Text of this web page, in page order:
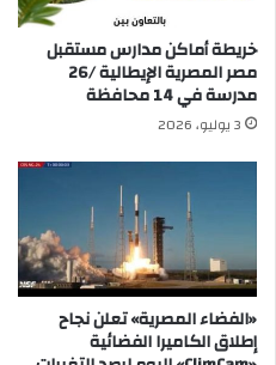
خريطة أماكن مدارس مستقبل
مصر المصرية الإيطالية /26
مدرسة في 14 محافظة
3 يوليو، 2026
«الفضاء المصرية» تعلن نجاح
إطلاق الكاميرا الفضائية